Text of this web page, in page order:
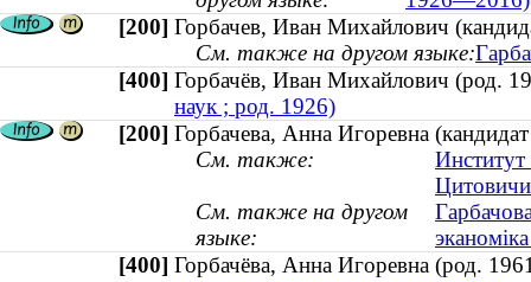
[200] Горбачев, Иван Михайлович
См. также на другом языке:
[400] Горбачёв, Иван Михайлович (род.
наук ; род. 1926)
[200] Горбачева, Анна Игоревна
См. также:
См. также на другом
языке:
[400] Горбачёва, Анна Игоревна (род.